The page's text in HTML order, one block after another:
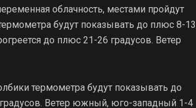
облачность, местами пройдут
будут показывать до плюс 8-13
до плюс 21-26 градусов. Ветер
термометра будут показывать до
Ветер южный, юго-западный 1-4